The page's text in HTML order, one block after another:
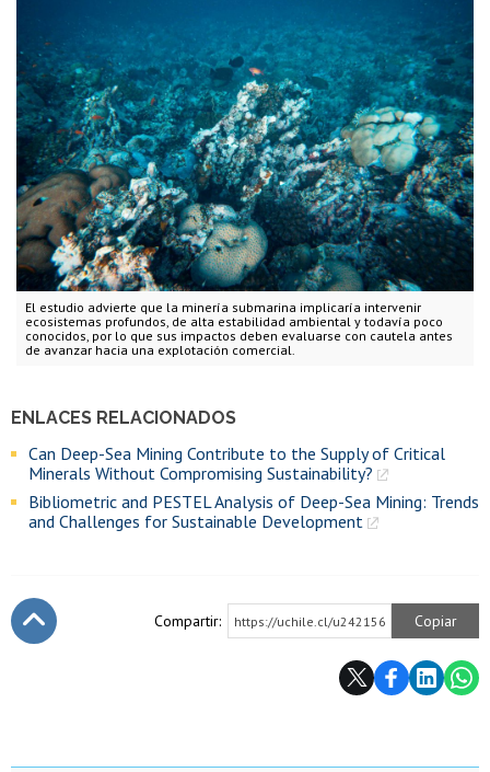
El estudio advierte que la minería submarina implicaría intervenir
ecosistemas profundos, de alta estabilidad ambiental y todavía poco
conocidos, por lo que sus impactos deben evaluarse con cautela antes
de avanzar hacia una explotación comercial.
ENLACES RELACIONADOS
Can Deep-Sea Mining Contribute to the Supply of Critical
Minerals Without Compromising Sustainability?
Bibliometric and PESTEL Analysis of Deep-Sea Mining: Trends
and Challenges for Sustainable Development
Compartir: https://uchile.cl/u242156 Copiar